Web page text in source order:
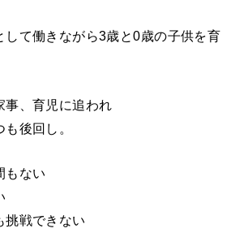
して働きながら3歳と0歳の子供を育
事、育児に追われ
後回し。
もない
挑戦できない